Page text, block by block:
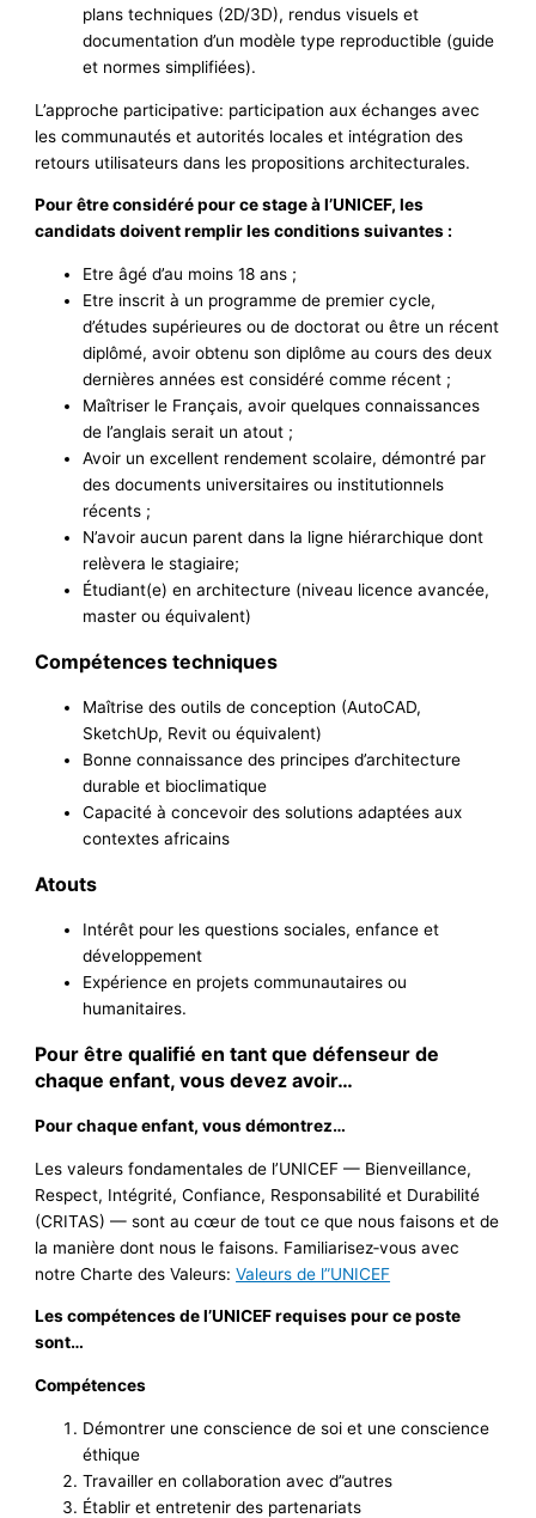
plans techniques (2D/3D), rendus visuels et
documentation d’un modèle type reproductible (guide
et normes simplifiées).
L’approche participative: participation aux échanges avec
les communautés et autorités locales et intégration des
retours utilisateurs dans les propositions architecturales.
Pour être considéré pour ce stage à l’UNICEF, les
candidats doivent remplir les conditions suivantes :
Etre âgé d’au moins 18 ans ;
Etre inscrit à un programme de premier cycle,
d’études supérieures ou de doctorat ou être un récent
diplômé, avoir obtenu son diplôme au cours des deux
dernières années est considéré comme récent ;
Maîtriser le Français, avoir quelques connaissances
de l’anglais serait un atout ;
Avoir un excellent rendement scolaire, démontré par
des documents universitaires ou institutionnels
récents ;
N’avoir aucun parent dans la ligne hiérarchique dont
relèvera le stagiaire;
Étudiant(e) en architecture (niveau licence avancée,
master ou équivalent)
Compétences techniques
Maîtrise des outils de conception (AutoCAD,
SketchUp, Revit ou équivalent)
Bonne connaissance des principes d’architecture
durable et bioclimatique
Capacité à concevoir des solutions adaptées aux
contextes africains
Atouts
Intérêt pour les questions sociales, enfance et
développement
Expérience en projets communautaires ou
humanitaires.
Pour être qualifié en tant que défenseur de
chaque enfant, vous devez avoir…
Pour chaque enfant, vous démontrez…
Les valeurs fondamentales de l’UNICEF — Bienveillance,
Respect, Intégrité, Confiance, Responsabilité et Durabilité
(CRITAS) — sont au cœur de tout ce que nous faisons et de
la manière dont nous le faisons. Familiarisez‑vous avec
notre Charte des Valeurs:Valeurs de l”UNICEF
Les compétences de l’UNICEF requises pour ce poste
sont…
Compétences
Démontrer une conscience de soi et une conscience
éthique
Travailler en collaboration avec d”autres
Établir et entretenir des partenariats